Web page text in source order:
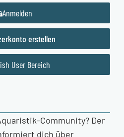
Anmelden
erstellen
User Bereich
Community? Der
dich über